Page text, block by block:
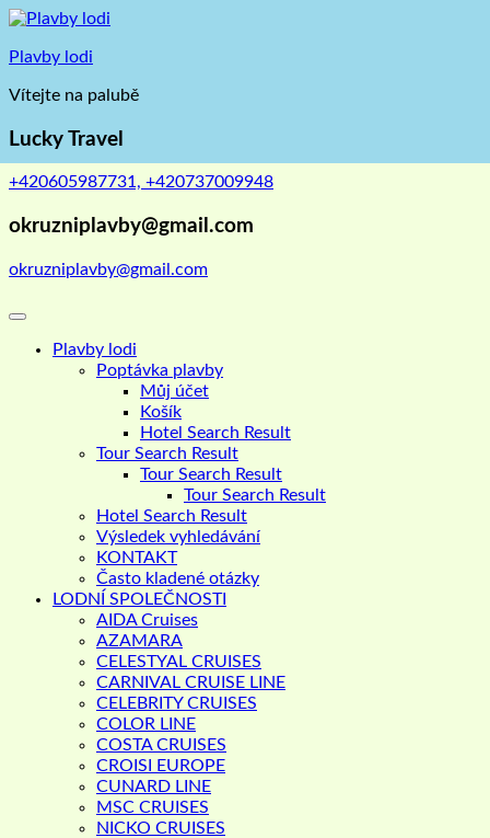
Skip
content
Plavby lodi
Vítejte na palubě
Lucky Travel
+420605987731, +420737009948
okruzniplavby@gmail.com
okruzniplavby@gmail.com
Plavby lodi
Poptávka plavby
Můj účet
Košík
Hotel Search Result
Tour Search Result
Tour Search Result
Tour Search Result
Hotel Search Result
Výsledek vyhledávání
KONTAKT
Často kladené otázky
LODNÍ SPOLEČNOSTI
AIDA Cruises
AZAMARA
CELESTYAL CRUISES
CARNIVAL CRUISE LINE
CELEBRITY CRUISES
COLOR LINE
COSTA CRUISES
CROISI EUROPE
CUNARD LINE
MSC CRUISES
NICKO CRUISES